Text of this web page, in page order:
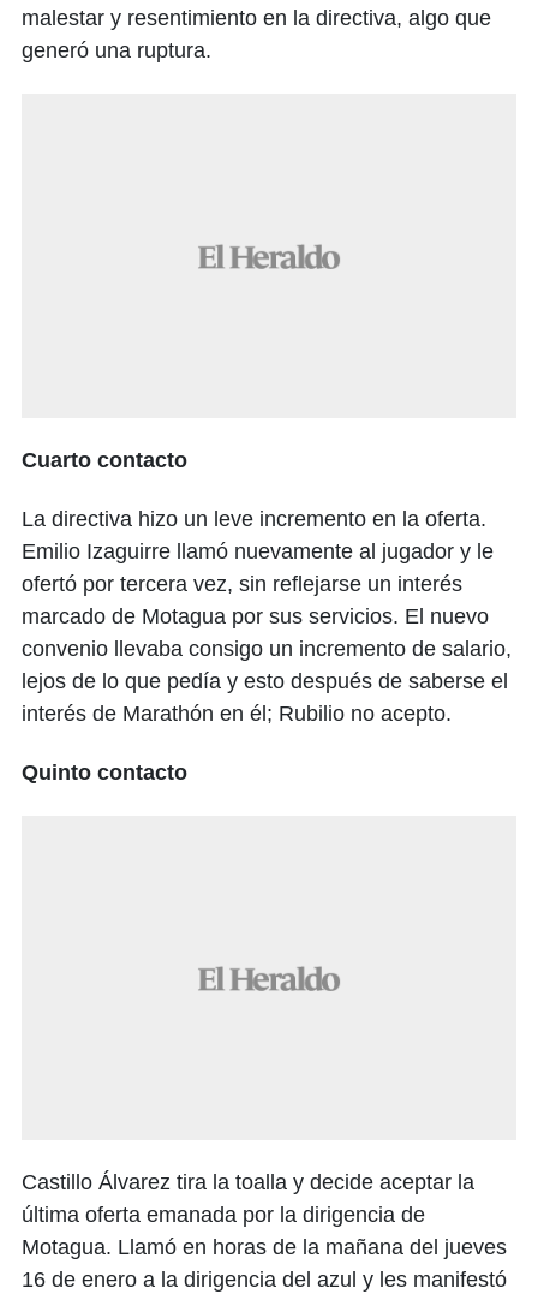
malestar y resentimiento en la directiva, algo que
generó una ruptura.
Cuarto contacto
La directiva hizo un leve incremento en la oferta.
Emilio Izaguirre llamó nuevamente al jugador y le
ofertó por tercera vez, sin reflejarse un interés
marcado de Motagua por sus servicios. El nuevo
convenio llevaba consigo un incremento de salario,
lejos de lo que pedía y esto después de saberse el
interés de Marathón en él; Rubilio no acepto.
Quinto contacto
Castillo Álvarez tira la toalla y decide aceptar la
última oferta emanada por la dirigencia de
Motagua. Llamó en horas de la mañana del jueves
16 de enero a la dirigencia del azul y les manifestó